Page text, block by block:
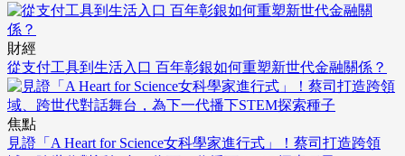
財經
從支付工具到生活入口 百年彰銀如何重塑新世代金融關係？
焦點
見證「A Heart for Science女科學家進行式」！蔡司打造跨領